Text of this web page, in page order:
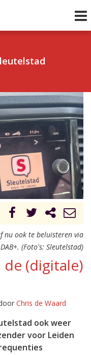
Volgend uur
nu ook te beluisteren via
DAB+. (Foto's: Sleutelstad)
(digitale)
Chris de Waard
ook weer
voor Leiden